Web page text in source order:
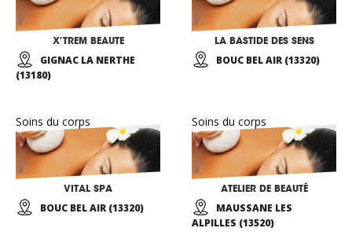
X’TREM BEAUTE
GIGNAC LA NERTHE
(13180)
LA BASTIDE DES SENS
BOUC BEL AIR (13320)
Soins du corps
VITAL SPA
BOUC BEL AIR (13320)
Soins du corps
ATELIER DE BEAUTÉ
MAUSSANE LES
ALPILLES (13520)